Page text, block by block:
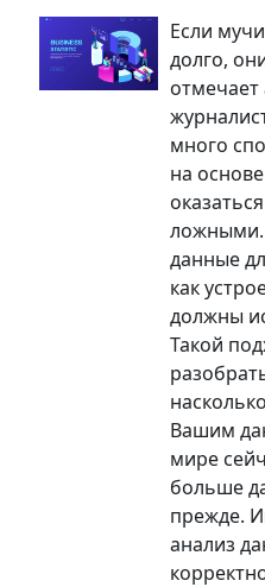
Если
долго,
много
на
ложными.
данные
как
должны
Такой
Вашим
мире
больше
прежде.
анализ